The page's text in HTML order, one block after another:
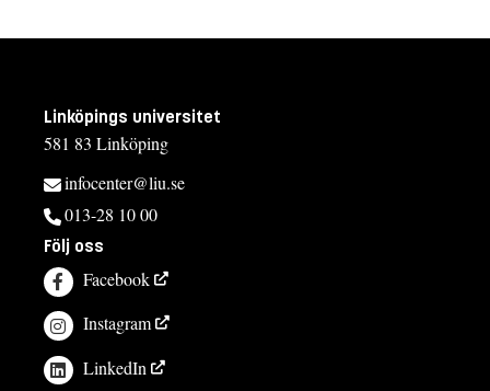
Linköpings universitet
581 83 Linköping
infocenter@liu.se
013-28 10 00
Följ oss
Facebook
Instagram
LinkedIn